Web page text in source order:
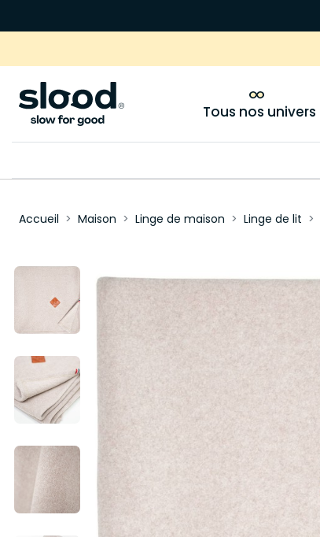
Tous nos univers
Accueil Maison Linge de maison Linge de lit